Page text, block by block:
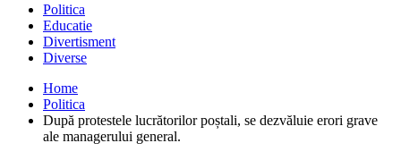
Politica
Educatie
Divertisment
Diverse
Home
Politica
După protestele lucrătorilor poștali, se dezvăluie erori grave
ale managerului general.